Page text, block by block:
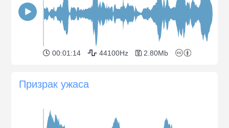
00:01:14 44100Hz 2.80Mb
Призрак ужаса